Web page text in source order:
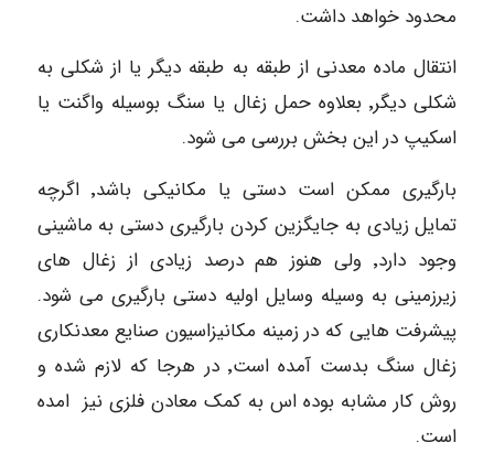
محدود خواهد داشت.
انتقال ماده معدنی از طبقه به طبقه دیگر یا از شکلی به
شکلی دیگر٬ بعلاوه حمل زغال یا سنگ بوسیله واگنت یا
اسکیپ در این بخش بررسی می شود.
بارگیری ممکن است دستی یا مکانیکی باشد٬ اگرچه
تمایل زیادی به جایگزین کردن بارگیری دستی به ماشینی
وجود دارد٬ ولی هنوز هم درصد زیادی از زغال های
زیرزمینی به وسیله وسایل اولیه دستی بارگیری می شود.
پیشرفت هایی که در زمینه مکانیزاسیون صنایع معدنکاری
زغال سنگ بدست آمده است٬ در هرجا که لازم شده و
روش کار مشابه بوده اس به کمک معادن فلزی نیز امده
است.